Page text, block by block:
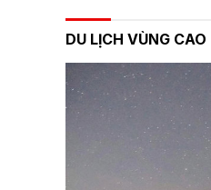
DU LỊCH VÙNG CAO